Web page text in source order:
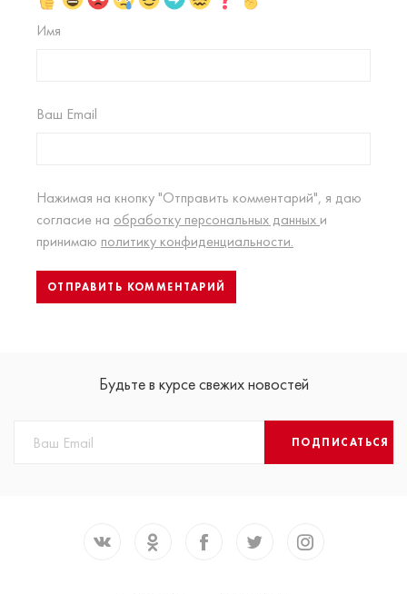
Имя
Ваш Email
Нажимая на кнопку "Отправить комментарий", я даю
согласие на обработку персональных данных и
принимаю политику конфиденциальности.
Будьте в курсе свежих новостей
ПОДПИСАТЬСЯ